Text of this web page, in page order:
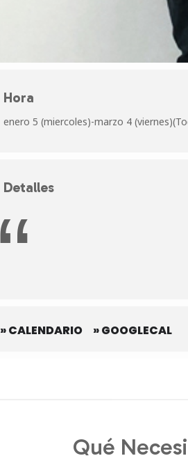
Hora
enero 5 (miercoles)-marzo 4 (viernes)
Detalles
» CALENDARIO » GOOGLECAL
Qué